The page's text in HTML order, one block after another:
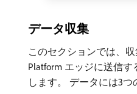
データ収集
このセクションでは、収
Platform エッジに送信
します。 データには3つ